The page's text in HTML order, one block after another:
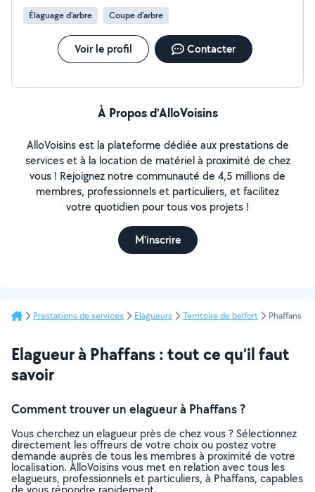
Élaguage d'arbre Coupe d'arbre
Voir le profil Contacter
À Propos d’AlloVoisins
AlloVoisins est la plateforme dédiée aux prestations de
services et à la location de matériel à proximité de chez
vous ! Rejoignez notre communauté de 4,5 millions de
membres, professionnels et particuliers, et facilitez
votre quotidien pour tous vos projets !
M'inscrire
Prestations de services Elagueurs Territoire de belfort Phaffans
Elagueur à Phaffans : tout ce qu’il faut
savoir
Comment trouver un elagueur à Phaffans ?
Vous cherchez un elagueur près de chez vous ? Sélectionnez
directement les offreurs de votre choix ou postez votre
demande auprès de tous les membres à proximité de votre
localisation. AlloVoisins vous met en relation avec tous les
elagueurs, professionnels et particuliers, à Phaffans, capables